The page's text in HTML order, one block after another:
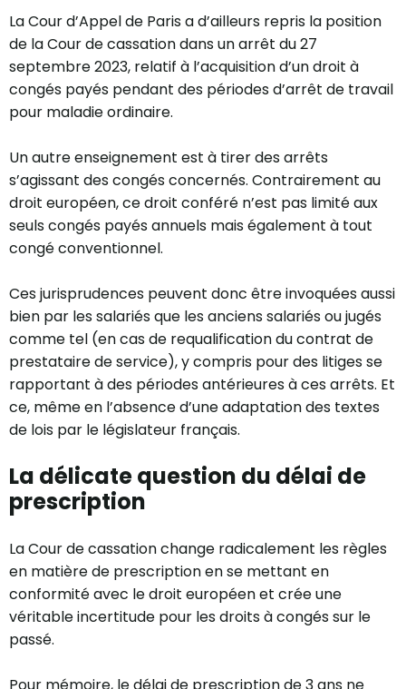
La Cour d’Appel de Paris a d’ailleurs repris la position
de la Cour de cassation dans un arrêt du 27
septembre 2023, relatif à l’acquisition d’un droit à
congés payés pendant des périodes d’arrêt de travail
pour maladie ordinaire.
Un autre enseignement est à tirer des arrêts
s’agissant des congés concernés. Contrairement au
droit européen, ce droit conféré n’est pas limité aux
seuls congés payés annuels mais également à tout
congé conventionnel.
Ces jurisprudences peuvent donc être invoquées aussi
bien par les salariés que les anciens salariés ou jugés
comme tel (en cas de requalification du contrat de
prestataire de service), y compris pour des litiges se
rapportant à des périodes antérieures à ces arrêts. Et
ce, même en l’absence d’une adaptation des textes
de lois par le législateur français.
La délicate question du délai de
prescription
La Cour de cassation change radicalement les règles
en matière de prescription en se mettant en
conformité avec le droit européen et crée une
véritable incertitude pour les droits à congés sur le
passé.